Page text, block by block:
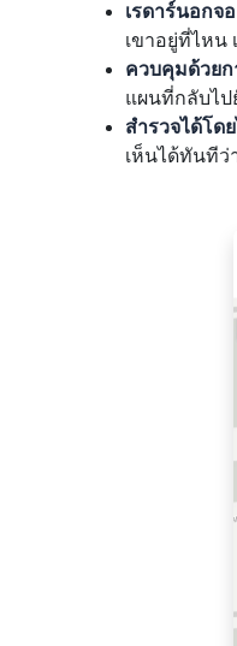
เรดาร์นอกจอ
เขาอยู่ที่ไหน
ควบคุมด้วยก
แผนที่กลับไป
สำรวจได้โด
เห็นได้ทันทีว่